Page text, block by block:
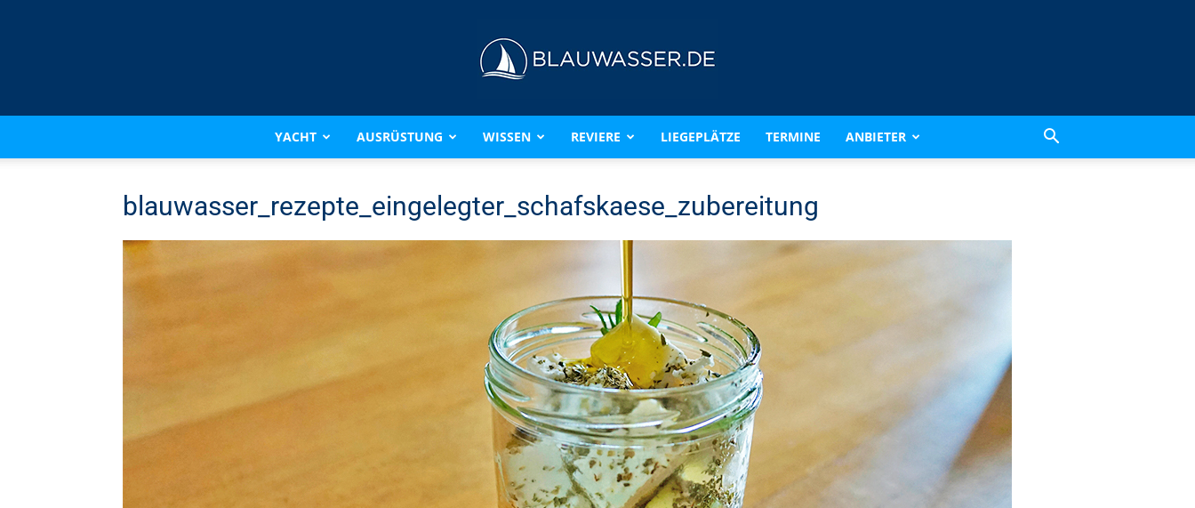
BLAUWASSER.DE
YACHT AUSRÜSTUNG WISSEN REVIERE LIEGEPLÄTZE TERMINE ANBIETER
blauwasser_rezepte_eingelegter_schafskaese_zubereitung